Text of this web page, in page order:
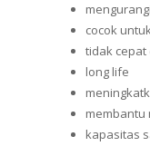
cocok
tidak cepat
long life
membantu
kapasitas